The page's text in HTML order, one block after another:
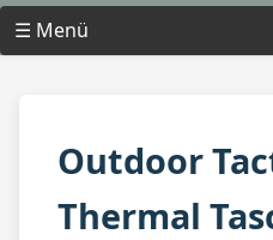
☰ Menü
Outdoor
Thermal